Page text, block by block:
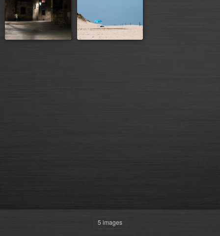
5 images